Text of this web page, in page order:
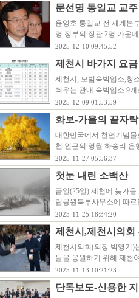
문선명 통일교 교
윤영호 통일교 전 세계본
명 정부의 장관 2명 가운
2025-12-10 09:45:52
제천시 바가지 요
제천시, 모범숙박업소,청
씌우는 관내 숙박업소 9
2025-12-09 01:53:59
화보-가을의 끝자
대한민국에서 천연기념
천 인근의 영월 하송리
2025-11-27 05:56:37
첫눈 내린 소백산
금일(25일) 제천에 늦가
립공원북부사무소에 따
2025-11-25 18:34:20
제천시,제천시의회
제천시의회(의장 박영기)
들을 응원하기 위해 제천
2025-11-13 10:21:23
단독보도-신용한